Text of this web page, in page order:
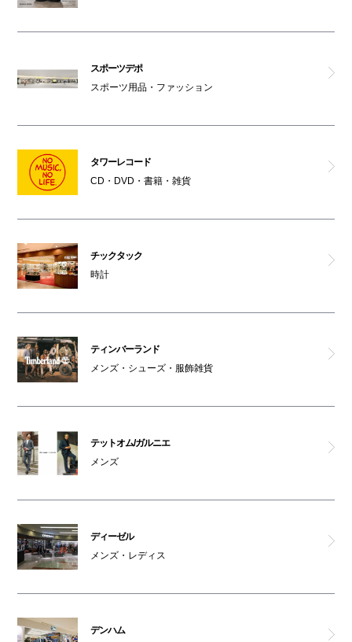
スポーツデポ
スポーツ用品・ファッション
タワーレコード
CD・DVD・書籍・雑貨
チックタック
時計
ティンバーランド
メンズ・シューズ・服飾雑貨
テットオム/ガルニエ
メンズ
ディーゼル
メンズ・レディス
デンハム